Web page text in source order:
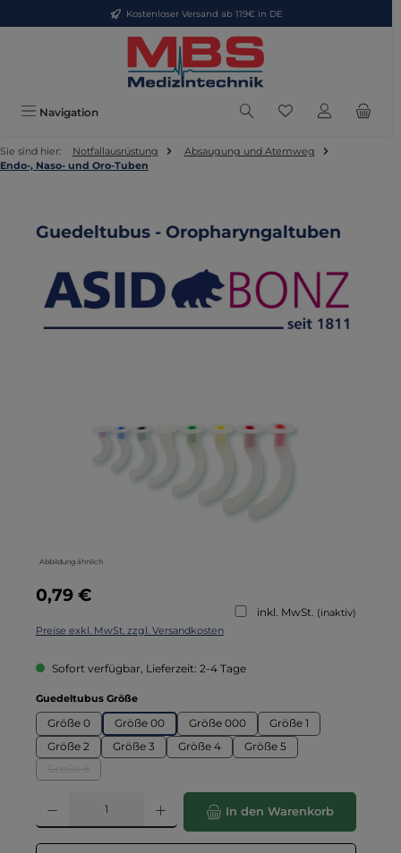
Zum Hauptinhalt springenKostenloser Versand ab 119€ in DE
Navigation Du hast 0
Sie sind hier: Notfallausrüstung
Absaugung und Atemweg
Endo-, Naso- und Oro-Tuben
Guedeltubus - Oropharyngaltuben
Abbildung ähnlich
Regulärer Preis:
0,79 €
inkl. MwSt. (inaktiv)
Preise exkl. MwSt. zzgl. Versandkosten
Sofort verfügbar, Lieferzeit: 2-4 Tage
Guedeltubus Größeauswählen
Größe 0 Größe 00 Größe 000
Größe 1
Größe 2
Größe 3 Größe 4
Größe 5
(Diese Option ist zurzeit nicht verfügbar.)
Produkt Anzahl: Gib den gewünschten Wert ein oder benutze die
In den Warenkorb